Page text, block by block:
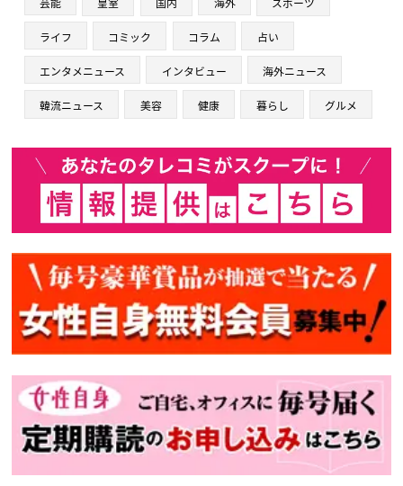
ライフ コミック コラム 占い
エンタメニュース インタビュー 海外ニュース
韓流ニュース 美容 健康 暮らし グルメ